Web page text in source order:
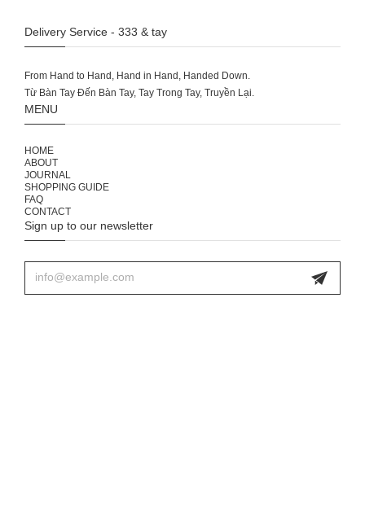
Delivery Service - 333 & tay
From Hand to Hand, Hand in Hand, Handed Down.
MENU
HOME
ABOUT
JOURNAL
SHOPPING GUIDE
FAQ
CONTACT
Sign up to our newsletter